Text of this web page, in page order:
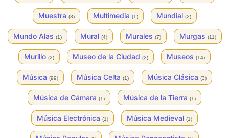
Muestra (8) Multimedia (1) Mundial (2)
Mundo Alas (1) Mural (4) Murales (7) Murgas (11)
Murillo (2) Museo de la Ciudad (2) Museos (14)
Música (99) Música Celta (1) Música Clásica (3)
Música de Cámara (1) Música de la Tierra (1)
Música Electrónica (1) Música Medieval (1)